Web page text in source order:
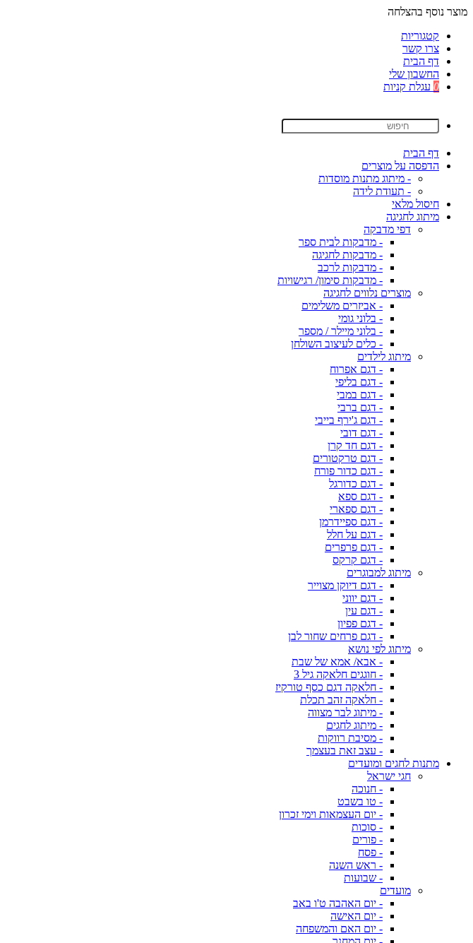
מוצר נוסף בהצלחה
קטגוריות
צרו קשר
דף הבית
החשבון שלי
0 עגלת קניות
דף הבית
הדפסה על מוצרים
- מיתוג מתנות מוסדות
- תעודת לידה
חיסול מלאי
מיתוג לחגיגה
דפי מדבקה
- מדבקות לבית ספר
- מדבקות לחגיגה
- מדבקות לרכב
- מדבקות סימון/ רגישויות
מוצרים נלווים לחגיגה
- אביזרים משלימים
- בלוני גומי
- בלוני מיילר / מספר
- כלים לעיצוב השולחן
מיתוג לילדים
- דגם אפרוח
- דגם בליפי
- דגם במבי
- דגם ברבי
- דגם ג'ירף בייבי
- דגם דובי
- דגם חד קרן
- דגם טרקטורים
- דגם כדור פורח
- דגם כדורגל
- דגם ספא
- דגם ספארי
- דגם ספיידרמן
- דגם על חלל
- דגם פרפרים
- דגם קרקס
מיתוג למבוגרים
- דגם דיוקן מצוייר
- דגם יווני
- דגם עין
- דגם פפיון
- דגם פרחים שחור לבן
מיתוג לפי נושא
- אבא/ אמא של שבת
- חוגגים חלאקה גיל 3
- חלאקה דגם כסף טורקיז
- חלאקה זהב תכלת
- מיתוג לבר מצווה
- מיתוג לחגים
- מסיבת רווקות
- עצב זאת בעצמך
מתנות לחגים ומועדים
חגי ישראל
- חנוכה
- טו בשבט
- יום העצמאות וימי זכרון
- סוכות
- פורים
- פסח
- ראש השנה
- שבועות
מועדים
- יום האהבה ט'ו באב
- יום האישה
- יום האם והמשפחה